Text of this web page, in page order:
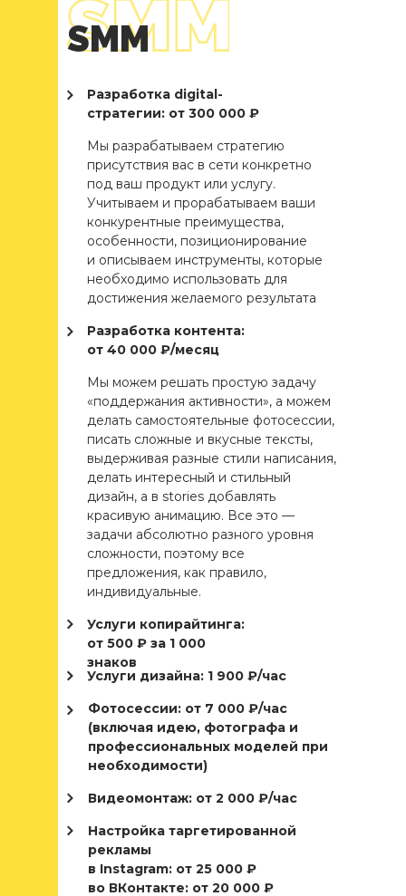
Разработка digital-
стратегии: от 300 000 ₽
Разработка контента:
от 40 000 ₽/месяц
Мы можем решать простую задачу
«поддержания активности», а можем
делать самостоятельные фотосессии,
писать сложные и вкусные тексты,
выдерживая разные стили написания,
делать интересный и стильный
дизайн, а в stories добавлять
красивую анимацию. Все это —
задачи абсолютно разного уровня
сложности, поэтому все
предложения, как правило,
индивидуальные.
Мы разрабатываем стратегию
присутствия вас в сети конкретно
под ваш продукт или услугу.
Учитываем и прорабатываем ваши
конкурентные преимущества,
особенности, позиционирование
и описываем инструменты, которые
необходимо использовать для
достижения желаемого результата
Услуги копирайтинга:
от 500 ₽ за 1 000
знаков
Настройка таргетированной
рекламы
в Instagram: от 25 000 ₽
во ВКонтакте: от 20 000 ₽
Услуги дизайна: 1 900 ₽/час
Фотосессии: от 7 000 ₽/час
(включая идею, фотографа и
профессиональных моделей при
необходимости)
Видеомонтаж: от 2 000 ₽/час
SMM